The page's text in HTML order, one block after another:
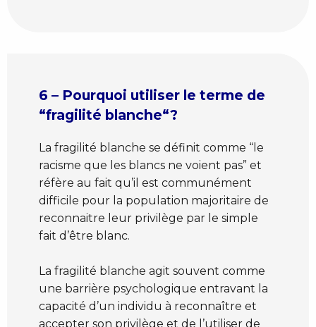
6 – Pourquoi utiliser le terme de
“fragilité blanche“?
La fragilité blanche se définit comme “le
racisme que les blancs ne voient pas” et
réfère au fait qu’il est communément
difficile pour la population majoritaire de
reconnaitre leur privilège par le simple
fait d’être blanc.
La fragilité blanche agit souvent comme
une barrière psychologique entravant la
capacité d’un individu à reconnaître et
accepter son privilège et de l’utiliser de